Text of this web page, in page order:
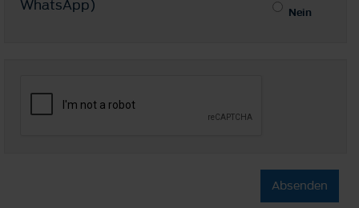
WhatsApp) Nein
Absenden